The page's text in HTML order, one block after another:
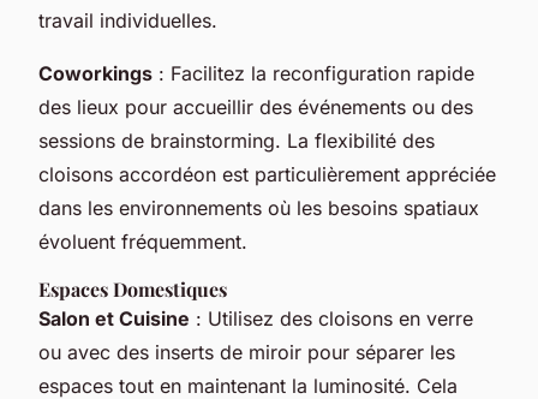
travail individuelles.
Coworkings : Facilitez la reconfiguration rapide
des lieux pour accueillir des événements ou des
sessions de brainstorming. La flexibilité des
cloisons accordéon est particulièrement appréciée
dans les environnements où les besoins spatiaux
évoluent fréquemment.
Espaces Domestiques
Salon et Cuisine : Utilisez des cloisons en verre
ou avec des inserts de miroir pour séparer les
espaces tout en maintenant la luminosité. Cela